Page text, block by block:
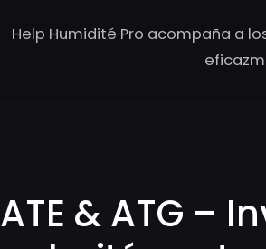
Help Humidité Pro acompaña a
ATE & ATG –